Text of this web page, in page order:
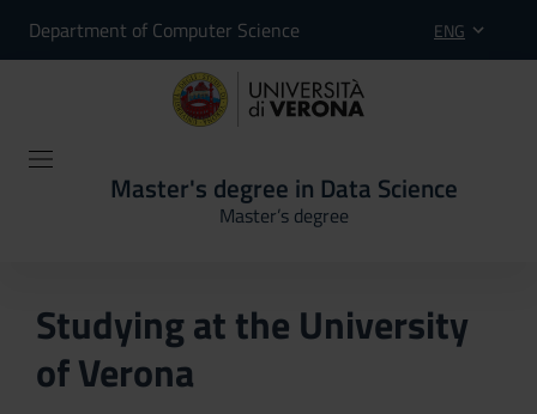
Department of Computer Science ENG
Master's degree in Data Science
Master’s degree
Studying at the University
of Verona